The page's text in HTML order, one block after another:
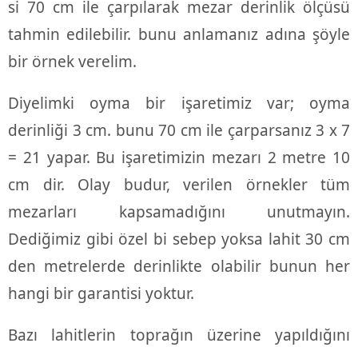
si 70 cm ile çarpılarak mezar derinlik ölçüsü
tahmin edilebilir. bunu anlamanız adına şöyle
bir örnek verelim.
Diyelimki oyma bir işaretimiz var; oyma
derinliği 3 cm. bunu 70 cm ile çarparsanız 3 x 7
= 21 yapar. Bu işaretimizin mezarı 2 metre 10
cm dir. Olay budur, verilen örnekler tüm
mezarları kapsamadığını unutmayın.
Dediğimiz gibi özel bi sebep yoksa lahit 30 cm
den metrelerde derinlikte olabilir bunun her
hangi bir garantisi yoktur.
Bazı lahitlerin toprağın üzerine yapıldığını